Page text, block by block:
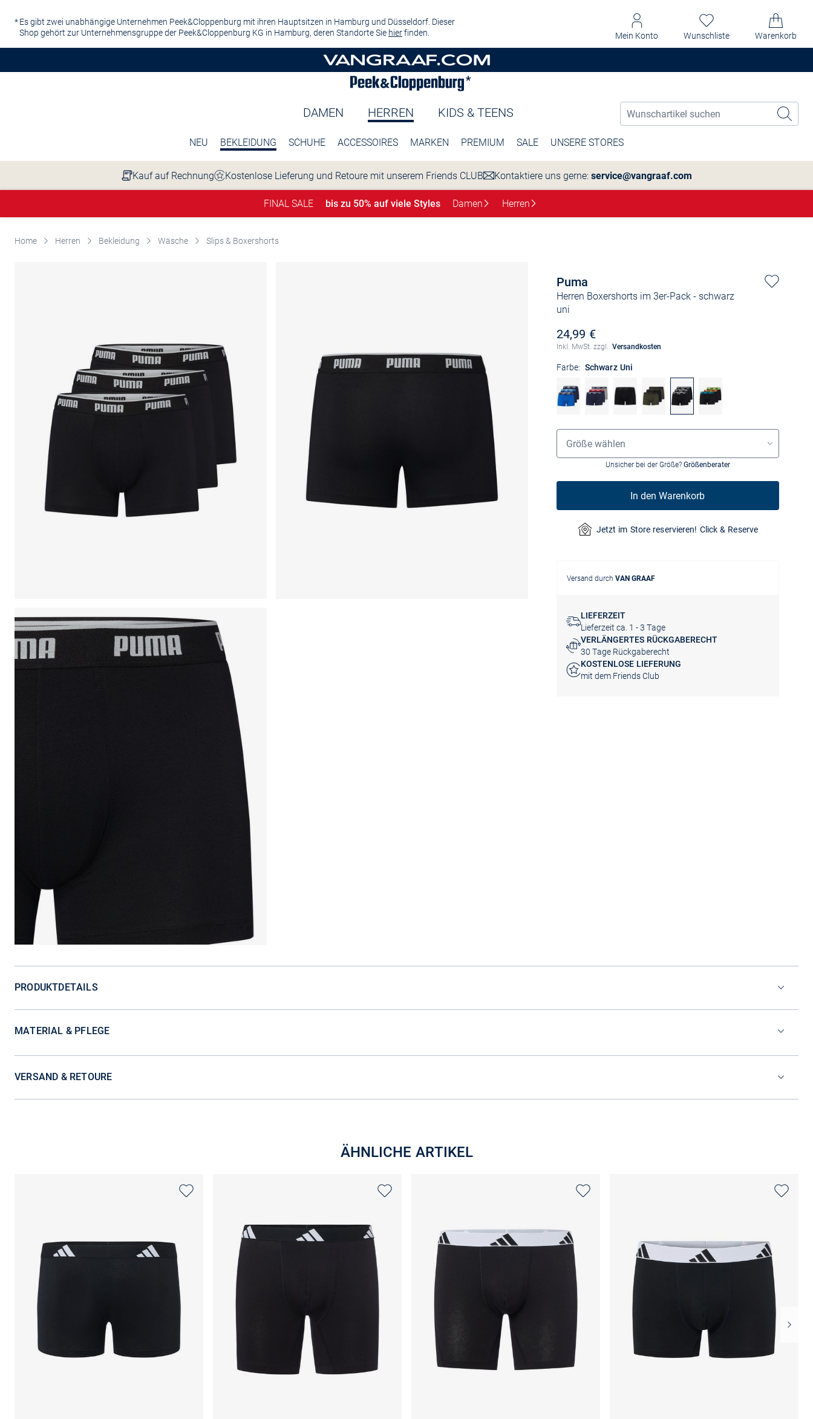
Es gibt zwei unabhängige Unternehmen Peek&Cloppenburg mit ihren Hauptsitzen in Hamburg und Düsseldorf. Dieser
Shop gehört zur Unternehmensgruppe der Peek&Cloppenburg KG in Hamburg, deren Standorte Sie hierfinden. Mein Konto Wunschliste Warenkorb
DAMEN HERREN KIDS & TEENS
NEU BEKLEIDUNG SCHUHE ACCESSOIRES MARKEN PREMIUM SALE UNSERE STORES
Kauf auf Rechnung Kostenlose Lieferung und Retoure mit unserem Friends CLUB Kontaktiere uns gerne: service@vangraaf.com
FINAL SALE bis zu 50% auf viele Styles Damen Herren
Home Herren Bekleidung Wäsche Slips & Boxershorts
Puma
Herren Boxershorts im 3er-Pack- schwarz
uni
24,99 €
Inkl. MwSt. zzgl. Versandkosten
Farbe: Schwarz Uni
Größenauswahl
Größe wählen
Unsicher bei der Größe? Größenberater
In den Warenkorb
Jetzt im Store reservieren! Click & Reserve
Versand durch VAN GRAAF
LIEFERZEIT
Lieferzeit ca. 1 - 3 Tage
VERLÄNGERTES RÜCKGABERECHT
30 Tage Rückgaberecht
KOSTENLOSE LIEFERUNG
mit dem Friends Club
PRODUKTDETAILS
MATERIAL & PFLEGE
VERSAND & RETOURE
ÄHNLICHE ARTIKEL